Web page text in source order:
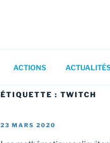
Association pour
ACTIONS
ÉTIQUETTE : TWITCH
PUBLIÉ
23 MARS 2020